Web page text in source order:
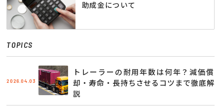
助成金について
TOPICS
2026.04.03
トレーラーの耐用年数は何年？減価償
却・寿命・長持ちさせるコツまで徹底解
説